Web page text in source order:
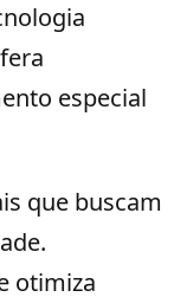
especial
que buscam
otimiza